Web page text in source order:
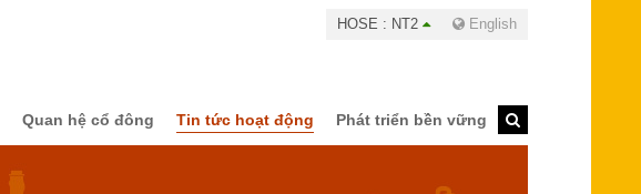
HOSE : NT2 English
Quan hệ cổ đông Tin tức hoạt động Phát triển bền vững